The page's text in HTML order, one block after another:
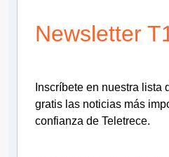
Newsletter
Inscríbete en nuestra lista
gratis las noticias más
confianza de Teletrece.